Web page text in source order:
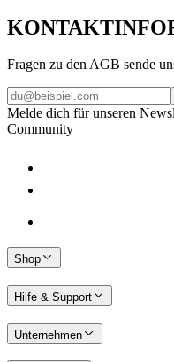
Fragen zu den AGB sende
Melde dich für unseren
Community
Shop
Hilfe & Support
Unternehmen